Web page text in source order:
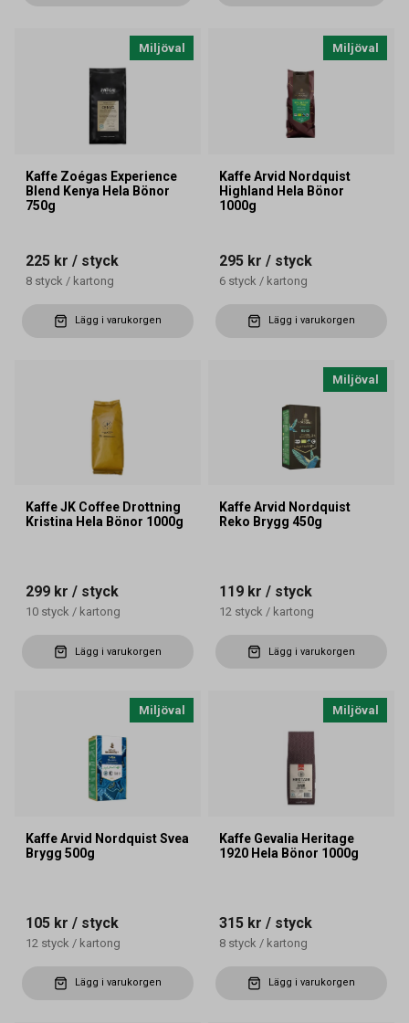
Miljöval
Kaffe Zoégas Experience
Blend Kenya Hela Bönor
750g
225 kr / styck
8 styck / kartong
Lägg i varukorgen
Miljöval
Kaffe Arvid Nordquist
Highland Hela Bönor
1000g
295 kr / styck
6 styck / kartong
Lägg i varukorgen
Kaffe JK Coffee Drottning
Kristina Hela Bönor 1000g
299 kr / styck
10 styck / kartong
Lägg i varukorgen
Miljöval
Kaffe Arvid Nordquist
Reko Brygg 450g
119 kr / styck
12 styck / kartong
Lägg i varukorgen
Miljöval
Kaffe Arvid Nordquist Svea
Brygg 500g
105 kr / styck
12 styck / kartong
Lägg i varukorgen
Miljöval
Kaffe Gevalia Heritage
1920 Hela Bönor 1000g
315 kr / styck
8 styck / kartong
Lägg i varukorgen